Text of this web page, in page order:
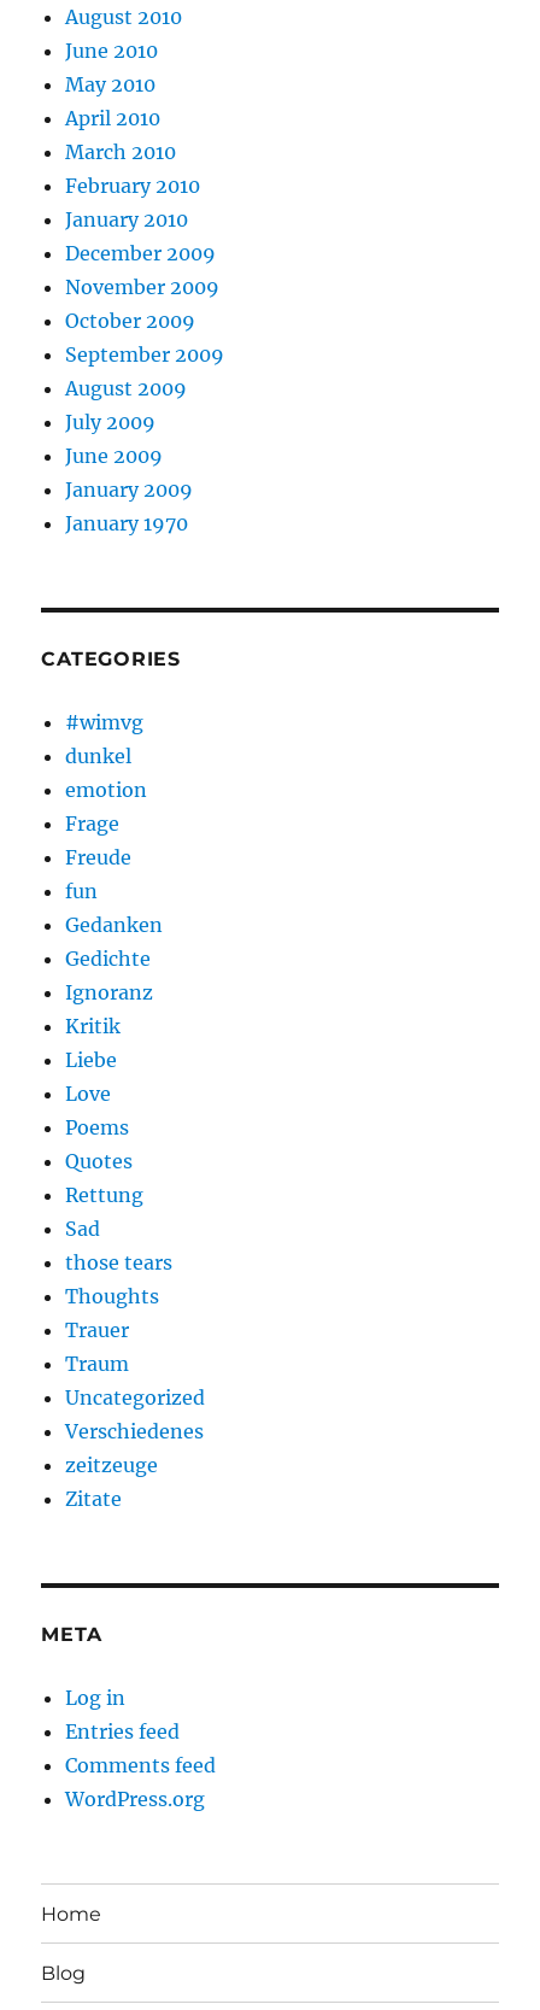
August 2010
June 2010
May 2010
April 2010
March 2010
February 2010
January 2010
December 2009
November 2009
October 2009
September 2009
August 2009
July 2009
June 2009
January 2009
January 1970
CATEGORIES
#wimvg
dunkel
emotion
Frage
Freude
fun
Gedanken
Gedichte
Ignoranz
Kritik
Liebe
Love
Poems
Quotes
Rettung
Sad
those tears
Thoughts
Trauer
Traum
Uncategorized
Verschiedenes
zeitzeuge
Zitate
META
Log in
Entries feed
Comments feed
WordPress.org
Home
Blog